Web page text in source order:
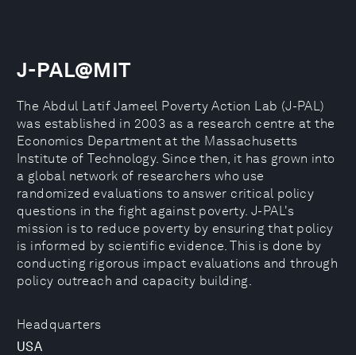
Headquarters
USA
J-PAL@MIT
The Abdul Latif Jameel Poverty Action Lab (J-PAL)
was established in 2003 as a research centre at the
Economics Department at the Massachusetts
Institute of Technology. Since then, it has grown into
a global network of researchers who use
randomized evaluations to answer critical policy
questions in the fight against poverty. J-PAL's
mission is to reduce poverty by ensuring that policy
is informed by scientific evidence. This is done by
conducting rigorous impact evaluations and through
policy outreach and capacity building.